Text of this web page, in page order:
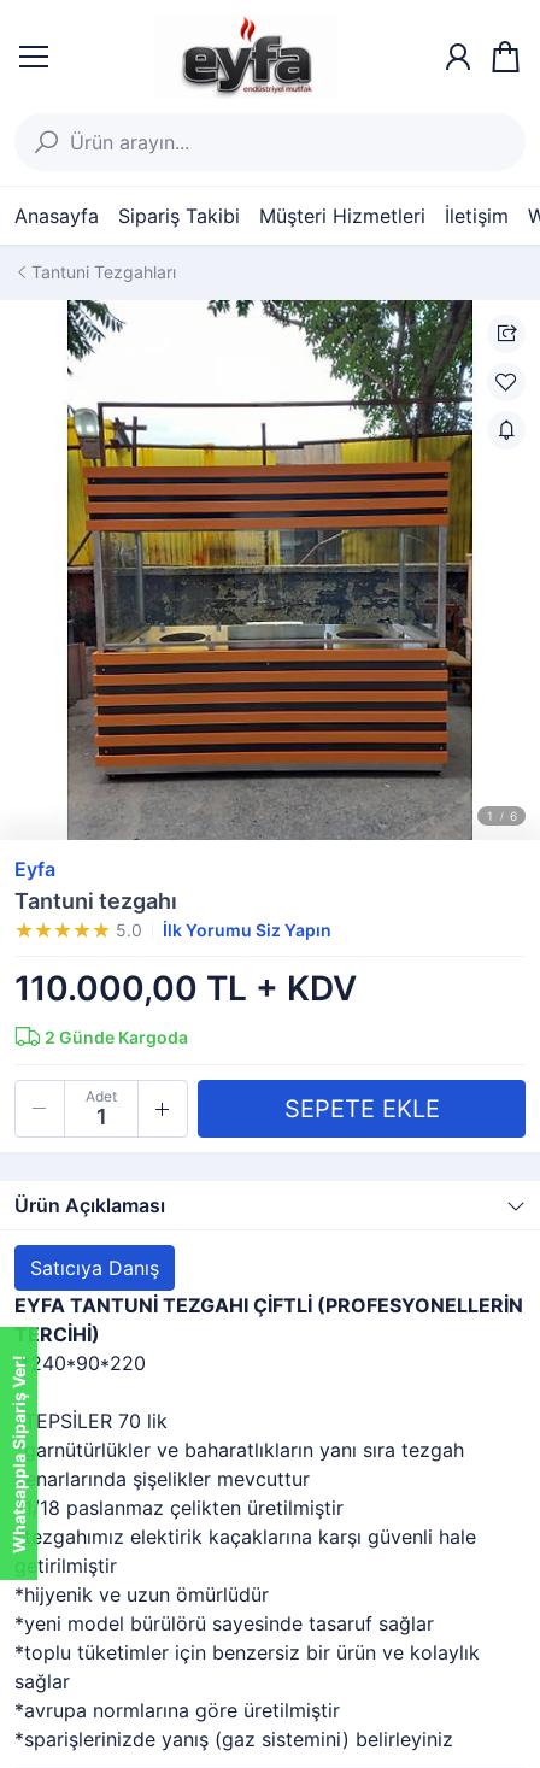
Anasayfa Sipariş Takibi Müşteri Hizmetleri İletişim
Tantuni Tezgahları
Eyfa
Tantuni tezgahı
5.0 İlk Yorumu Siz Yapın
110.000,00 TL + KDV
2 Günde Kargoda
Adet
Ürün Açıklaması
Satıcıya Danış
EYFA TANTUNİ TEZGAHI ÇİFTLİ (PROFESYONELLERİN
TERCİHİ)
*240*90*220
*TEPSİLER 70 lik
*garnütürlükler ve baharatlıkların yanı sıra tezgah
kenarlarında şişelikler mevcuttur
*1/18 paslanmaz çelikten üretilmiştir
*tezgahımız elektirik kaçaklarına karşı güvenli hale
getirilmiştir
*hijyenik ve uzun ömürlüdür
*yeni model bürülörü sayesinde tasaruf sağlar
*toplu tüketimler için benzersiz bir ürün ve kolaylık
sağlar
*avrupa normlarına göre üretilmiştir
*sparişlerinizde yanış (gaz sistemini) belirleyiniz
Whatsappla Sipariş Ver!